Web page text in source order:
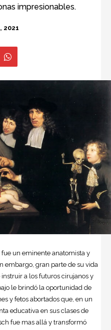
impresionables.
2021
fue un eminente anatomista y
embargo, gran parte de su vida
a los futuros cirujanos y
le brindó la oportunidad de
y fetos abortados que, en un
educativa en sus clases de
fue mas allá y transformó